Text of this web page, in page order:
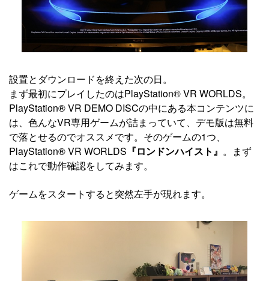
設置とダウンロードを終えた次の日。
まず最初にプレイしたのはPlayStation® VR WORLDS。
PlayStation® VR DEMO DISCの中にある本コンテンツに
は、色んなVR専用ゲームが詰まっていて、デモ版は無料
で落とせるのでオススメです。そのゲームの1つ、
PlayStation® VR WORLDS 『ロンドンハイスト』 。まず
はこれで動作確認をしてみます。
ゲームをスタートすると突然左手が現れます。